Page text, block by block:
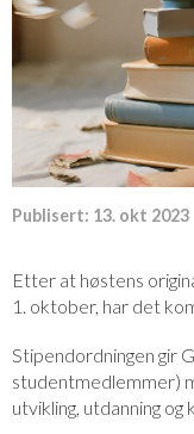
Publisert: 13. okt 2023
Etter at høstens
1. oktober, har det
Stipendordningen gir
studentmedlemmer)
utvikling, utdanning og